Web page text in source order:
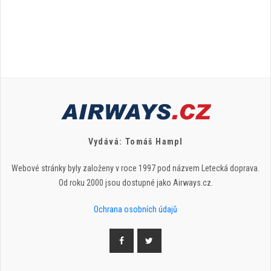
Vydává: Tomáš Hampl
Webové stránky byly založeny v roce 1997 pod názvem Letecká doprava.
Od roku 2000 jsou dostupné jako Airways.cz.
Ochrana osobních údajů